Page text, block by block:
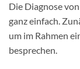
Die Diagnose
ganz einfach.
um im Rahmen
besprechen.